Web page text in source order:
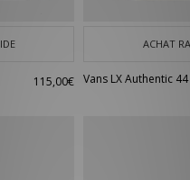
115,00€
ACHAT
Vans LX Authentic 44